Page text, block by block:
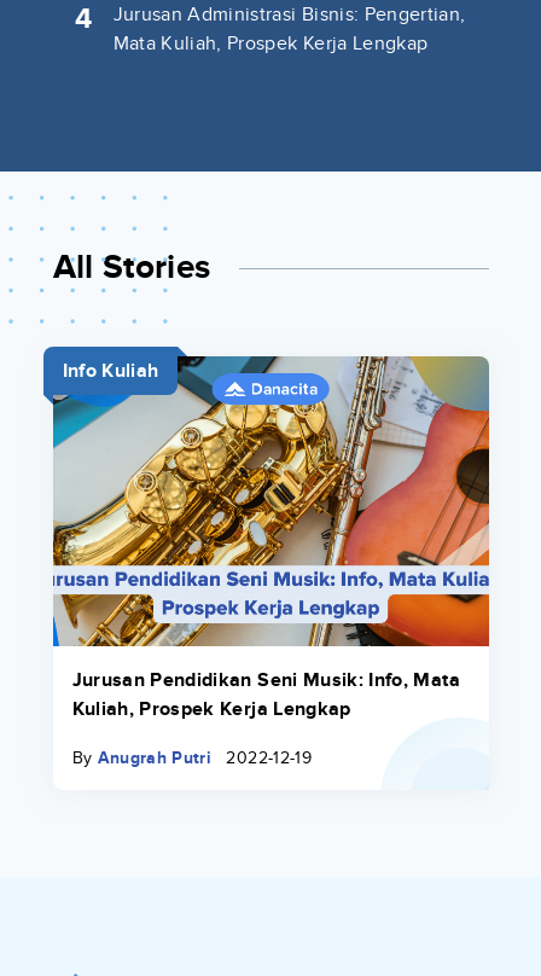
4
Jurusan Administrasi Bisnis: Pengertian,
Mata Kuliah, Prospek Kerja Lengkap
All Stories
Info Kuliah
Jurusan Pendidikan Seni Musik: Info, Mata
Kuliah, Prospek Kerja Lengkap
By Anugrah Putri 2022-12-19